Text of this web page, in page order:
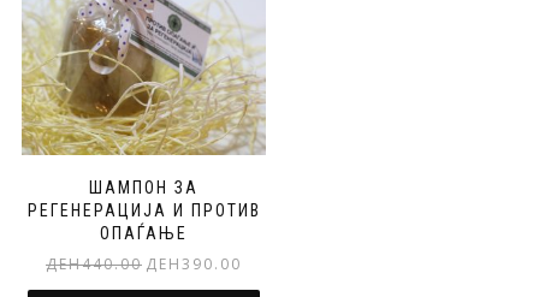
ШАМПОН ЗА
РЕГЕНЕРАЦИЈА И ПРОТИВ
ОПАЃАЊЕ
ДЕН440.00 Original
price
ДЕН390.00
price